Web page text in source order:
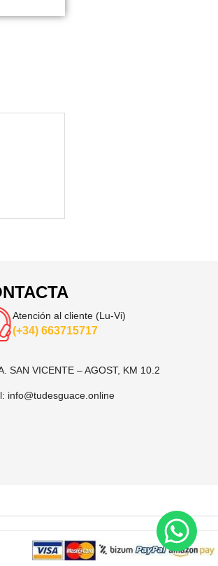
Atención al cliente (Lu-Vi)
(+34) 663715717
SAN VICENTE – AGOST, KM 10.2
info@tudesguace.online